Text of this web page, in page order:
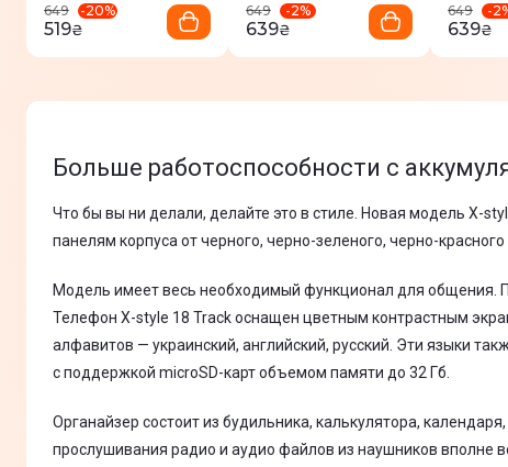
649
-20%
519₴
649
-2%
639₴
649
-2
639₴
Больше работоспособности с
Что бы вы ни делали, делайте это в стиле. Новая модель X-
панелям корпуса от черного, черно-зеленого, черно-
Модель имеет весь необходимый функционал для общения.
Телефон X-style 18 Track оснащен цветным контрастным
алфавитов — украинский, английский, русский. Эти языки
с поддержкой microSD-карт объемом памяти до 32 Гб.
Органайзер состоит из будильника, калькулятора,
прослушивания радио и аудио файлов из наушников вполне